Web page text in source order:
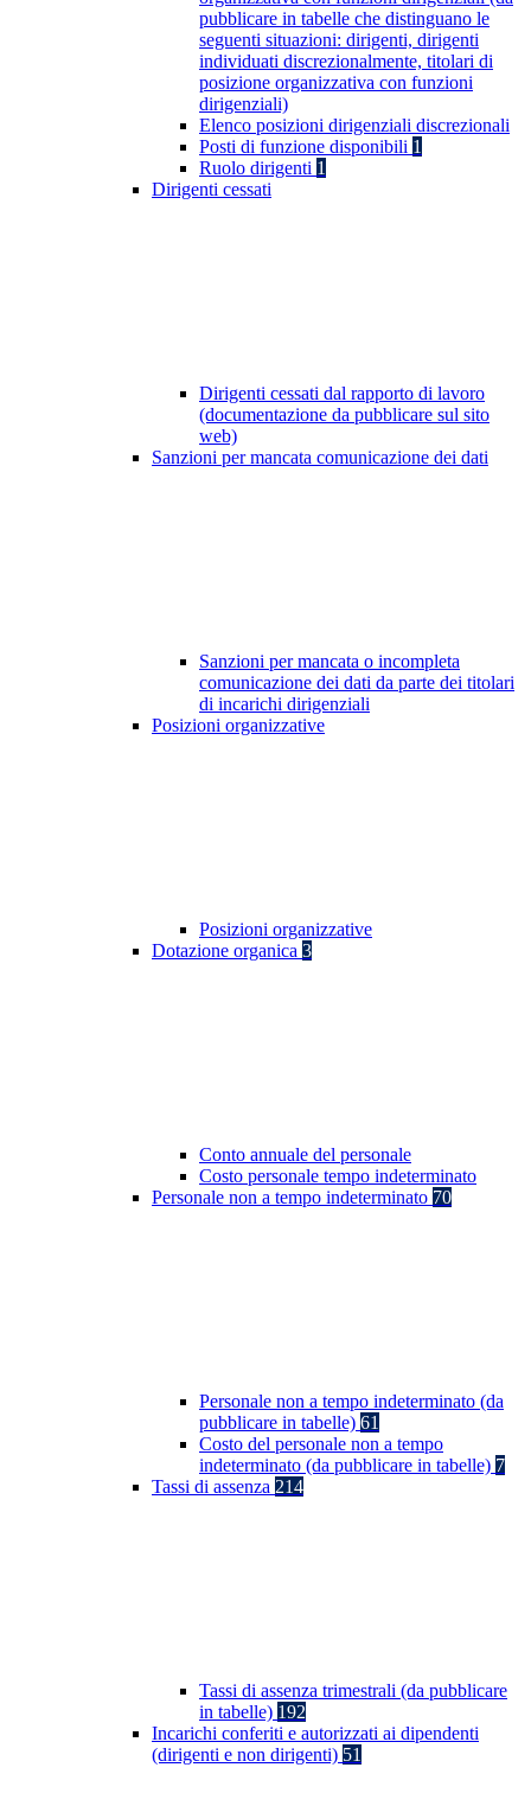
pubblicare in tabelle che distinguano le
seguenti situazioni: dirigenti, dirigenti
individuati discrezionalmente, titolari di
posizione organizzativa con funzioni
dirigenziali)
Elenco posizioni dirigenziali discrezionali
Posti di funzione disponibili 1
Ruolo dirigenti 1
Dirigenti cessati
Dirigenti cessati dal rapporto di lavoro
(documentazione da pubblicare sul sito
web)
Sanzioni per mancata comunicazione dei dati
Sanzioni per mancata o incompleta
comunicazione dei dati da parte dei titolari
di incarichi dirigenziali
Posizioni organizzative
Posizioni organizzative
Dotazione organica 3
Conto annuale del personale
Costo personale tempo indeterminato
Personale non a tempo indeterminato 70
Personale non a tempo indeterminato (da
pubblicare in tabelle) 61
Costo del personale non a tempo
indeterminato (da pubblicare in tabelle) 7
Tassi di assenza 214
Tassi di assenza trimestrali (da pubblicare
in tabelle) 192
Incarichi conferiti e autorizzati ai dipendenti
(dirigenti e non dirigenti) 51